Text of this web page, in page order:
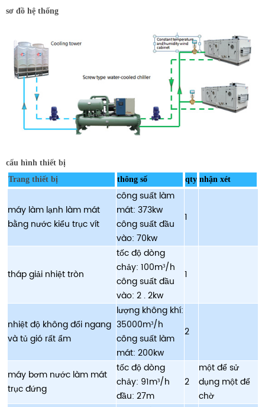
sơ đồ hệ thống
cấu hình thiết bị
Trang thiết bị
thông số qty nhận xét
máy làm lạnh làm mát
bằng nước kiểu trục vít
công suất làm
mát: 373kw
công suất đầu
vào: 70kw
1
tháp giải nhiệt tròn
tốc độ dòng
chảy: 100m³/h
công suất đầu
vào: 2 . 2kw
1
nhiệt độ không đổi ngang
và tủ gió rất ẩm
lượng không khí:
35000m³/h
công suất làm
mát: 200kw
2
máy bơm nước làm mát
trục đứng
tốc độ dòng
chảy: 91m³/h
đầu: 27m
2
một để sử
dụng một để
chờ